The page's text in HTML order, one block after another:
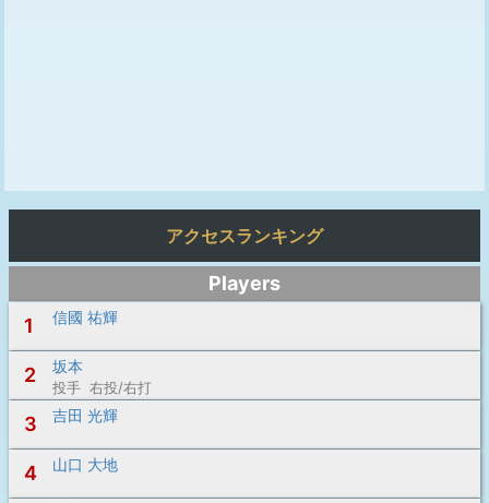
アクセスランキング
Players
1
信國 祐輝
2 坂本
投手 右投/右打
3 吉田 光輝
4 山口 大地